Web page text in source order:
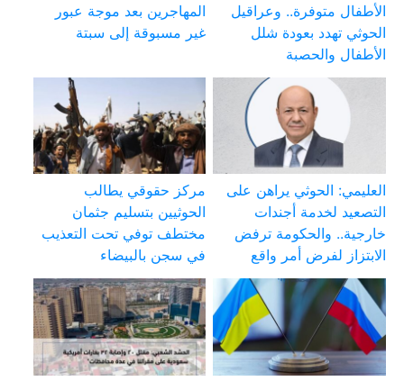
الأطفال متوفرة.. وعراقيل
الحوثي تهدد بعودة شلل
الأطفال والحصبة
المهاجرين بعد موجة عبور
غير مسبوقة إلى سبتة
العليمي: الحوثي يراهن على
التصعيد لخدمة أجندات
خارجية.. والحكومة ترفض
الابتزاز لفرض أمر واقع
مركز حقوقي يطالب
الحوثيين بتسليم جثمان
مختطف توفي تحت التعذيب
في سجن بالبيضاء